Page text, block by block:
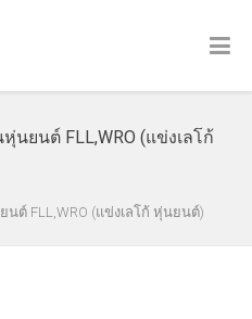
ยนต์ FLL,WRO (แข่งเลโก้
ต์ FLL,WRO (แข่งเลโก้ หุ่นยนต์)